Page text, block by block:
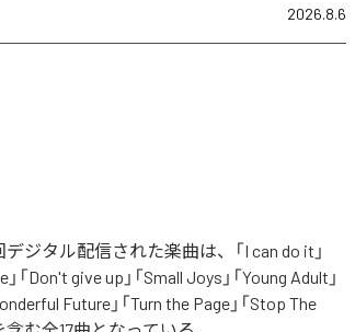
2026.8.6
ジタル配信された楽曲は、「I can do it」
「Don't give up」「Small Joys」「Young Adult」
Future」「Turn the Page」「Stop The